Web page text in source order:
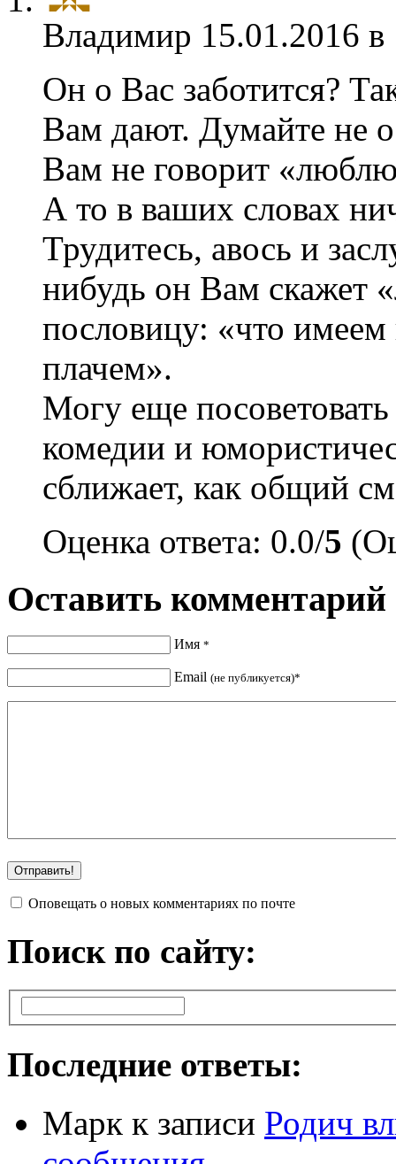
Владимир 15.01.2016
Он о Вас заботится?
Вам дают. Думайте не
Вам не говорит
А то в ваших словах
Трудитесь, авось и
нибудь он Вам скажет
пословицу: «что
плачем».
Могу еще
комедии и
сближает, как общий
Оценка ответа: 0.0/5
Оставить комментарий
Имя *
Email (не публикуется)*
Оповещать о новых комментариях по почте
Поиск по сайту:
Последние ответы:
Марк к записи Родич